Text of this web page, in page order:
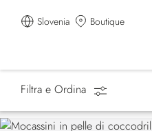
Slovenia Boutique
Homepage Scarpe
Filtra e Ordina